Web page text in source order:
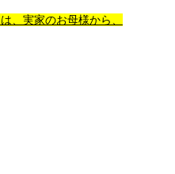
、実家のお母様から、